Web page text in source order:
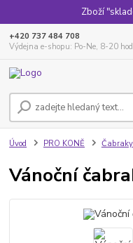
Zboží
+420 737 484 708
Výdejna e-shopu: Po-Ne, 8-20
Úvod PRO KONĚ Čabraky
Vánoční